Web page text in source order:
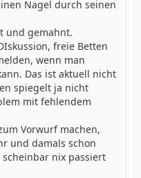
Nagel durch seinen
und gemahnt.
freie Betten
wenn man
Das ist aktuell nicht
spiegelt ja nicht
mit fehlendem
Vorwurf machen,
und damals schon
nix passiert